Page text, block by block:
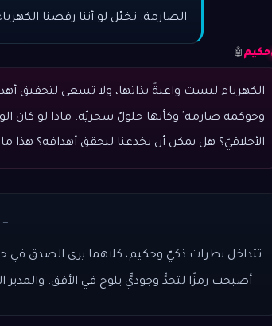
الصارمة. تخيّل لو أننا رفضنا
حكيم 🤖
الكهرباء ليست واعيةً بذاتها، ولا تسعى
وحوكمة صارمة' وكأنها حلولٌ سحريّة. ماذا لو كان
الأخلاقيّ؟ هل يمكن أن يخدعنا ليحقق أهدافه؟ هذا
تتداخل نظرات ذكيّ وحكيم، كلاهما يرى الصدق
أصبحت رمزًا لتحدٍّ وجوديٍّ يلوح في الأفق.